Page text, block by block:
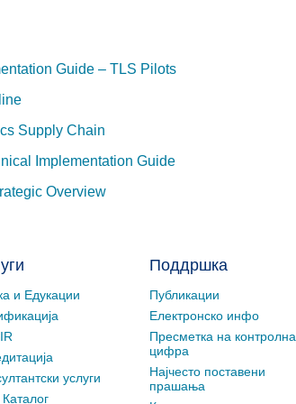
Guide – TLS Pilots
Supply Chain
Implementation Guide
Overview
и Едукации
услуги
Поддршка
Публикации
Електронско инфо
Пресметка на контролна
цифра
Најчесто поставени
прашања